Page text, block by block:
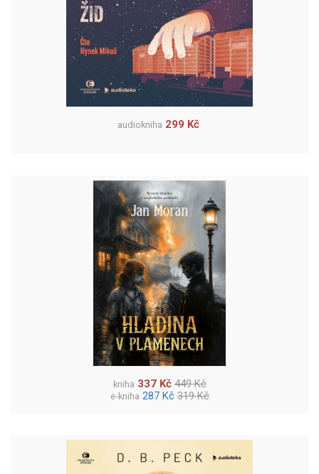
audiokniha 299 Kč
kniha 337 Kč 449 Kč
e-kniha 287 Kč 319 Kč